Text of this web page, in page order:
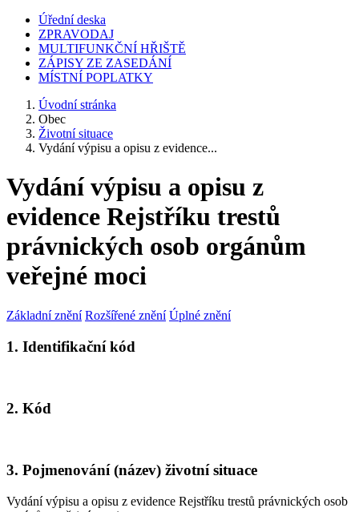
Úřední deska
ZPRAVODAJ
MULTIFUNKČNÍ HŘIŠTĚ
ZÁPISY ZE ZASEDÁNÍ
MÍSTNÍ POPLATKY
Úvodní stránka
Obec
Životní situace
Vydání výpisu a opisu z evidence...
Vydání výpisu a opisu z
evidence Rejstříku trestů
právnických osob orgánům
veřejné moci
Základní znění Rozšířené znění Úplné znění
1. Identifikační kód
2. Kód
3. Pojmenování (název) životní situace
Vydání výpisu a opisu z evidence Rejstříku trestů právnických osob